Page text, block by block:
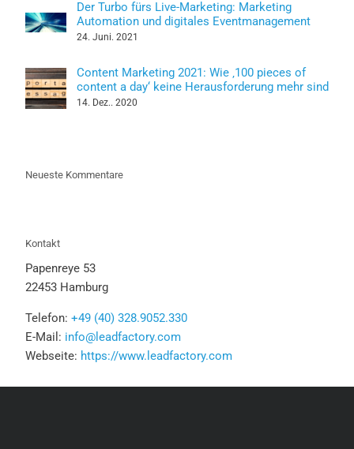
Der Turbo fürs Live-Marketing: Marketing
Automation und digitales Eventmanagement
24. Juni. 2021
Content Marketing 2021: Wie ‚100 pieces of
content a day‘ keine Herausforderung mehr sind
14. Dez.. 2020
Neueste Kommentare
Kontakt
Papenreye 53
22453 Hamburg
Telefon: +49 (40) 328.9052.330
E-Mail: info@leadfactory.com
Webseite: https://www.leadfactory.com